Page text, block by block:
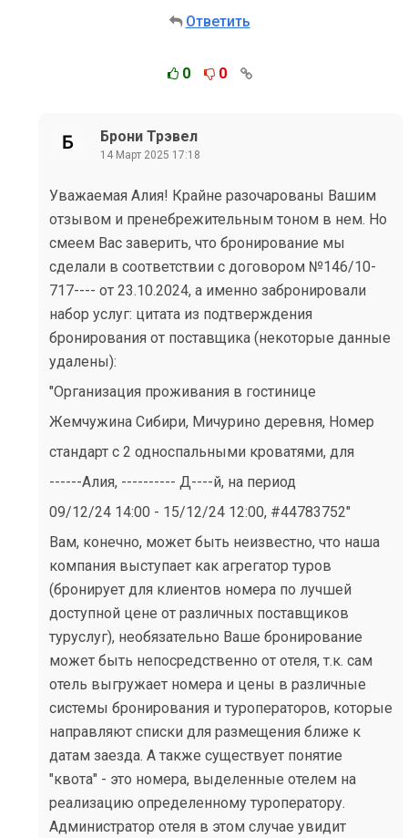
Ответить
0 0
Брони Трэвел
14 Март 2025 17:18
Уважаемая Алия! Крайне разочарованы Вашим
отзывом и пренебрежительным тоном в нем. Но
смеем Вас заверить, что бронирование мы
сделали в соответствии с договором №146/10-
717---- от 23.10.2024, а именно забронировали
набор услуг: цитата из подтверждения
бронирования от поставщика (некоторые данные
удалены):
"Организация проживания в гостинице
Жемчужина Сибири, Мичурино деревня, Номер
стандарт с 2 односпальными кроватями, для
------Алия, ---------- Д----й, на период
09/12/24 14:00 - 15/12/24 12:00, #44783752"
Вам, конечно, может быть неизвестно, что наша
компания выступает как агрегатор туров
(бронирует для клиентов номера по лучшей
доступной цене от различных поставщиков
туруслуг), необязательно Ваше бронирование
может быть непосредственно от отеля, т.к. сам
отель выгружает номера и цены в различные
системы бронирования и туроператоров, которые
направляют списки для размещения ближе к
датам заезда. А также существует понятие
"квота" - это номера, выделенные отелем на
реализацию определенному туроператору.
Администратор отеля в этом случае увидит